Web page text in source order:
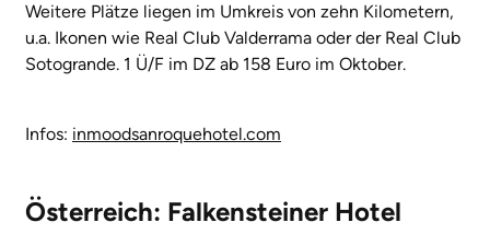
Weitere Plätze liegen im Umkreis von zehn Kilometern,
u.a. Ikonen wie Real Club Valderrama oder der Real Club
Sotogrande. 1 Ü/F im DZ ab 158 Euro im Oktober.
Infos: inmoodsanroquehotel.com
Österreich: Falkensteiner Hotel